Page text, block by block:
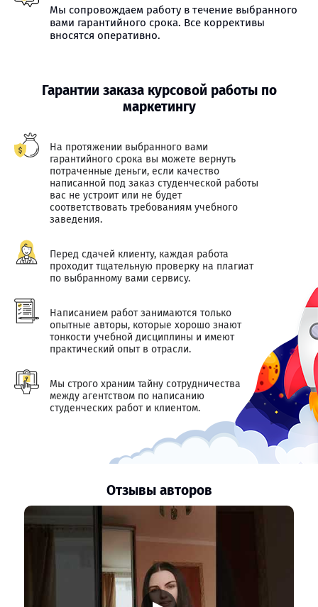
Мы сопровождаем работу в течение выбранного
вами гарантийного срока. Все коррективы
вносятся оперативно.
Гарантии заказа курсовой работы по
маркетингу
На протяжении выбранного вами
гарантийного срока вы можете вернуть
потраченные деньги, если качество
написанной под заказ студенческой работы
вас не устроит или не будет
соответствовать требованиям учебного
заведения.
Перед сдачей клиенту, каждая работа
проходит тщательную проверку на плагиат
по выбранному вами сервису.
Написанием работ занимаются только
опытные авторы, которые хорошо знают
тонкости учебной дисциплины и имеют
практический опыт в отрасли.
Мы строго храним тайну сотрудничества
между агентством по написанию
студенческих работ и клиентом.
Отзывы авторов